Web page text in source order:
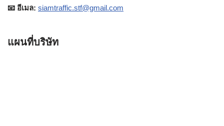
📧 อีเมล: siamtraffic.stf@gmail.com
แผนที่บริษัท